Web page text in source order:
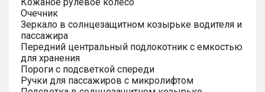
Очечник
Зеркало в солнцезащитном козырьке водителя и
пассажира
Передний центральный подлокотник с емкостью
для хранения
Пороги с подсветкой спереди
Ручки для пассажиров с микролифтом